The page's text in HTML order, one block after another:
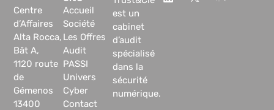
est un
cabinet
d’audit
spécialisé
dans la
sécurité
numérique.
Accueil
Société
Les Offres
Audit
PASSI
Univers
Cyber
Contact
Centre
d’Affaires
Alta Rocca,
Bât A,
1120 route
de
Gémenos
13400